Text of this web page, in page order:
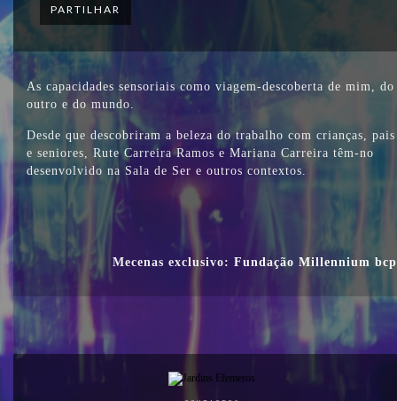
PARTILHAR
As capacidades sensoriais como viagem-descoberta de mim, do
outro e do mundo.
Desde que descobriram a beleza do trabalho com crianças, pais
e seniores, Rute Carreira Ramos e Mariana Carreira têm-no
desenvolvido na Sala de Ser e outros contextos.
Mecenas exclusivo: Fundação Millennium bcp